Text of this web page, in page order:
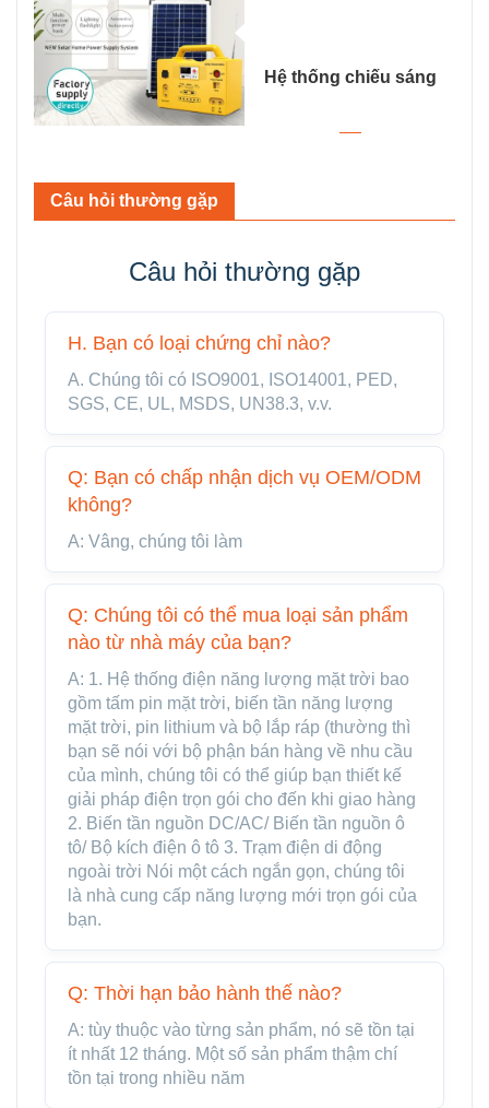
Hệ thống chiếu sáng
Câu hỏi thường gặp
Câu hỏi thường gặp
H. Bạn có loại chứng chỉ nào?
A. Chúng tôi có ISO9001, ISO14001, PED,
SGS, CE, UL, MSDS, UN38.3, v.v.
Q: Bạn có chấp nhận dịch vụ OEM/ODM
không?
A: Vâng, chúng tôi làm
Q: Chúng tôi có thể mua loại sản phẩm
nào từ nhà máy của bạn?
A: 1. Hệ thống điện năng lượng mặt trời bao
gồm tấm pin mặt trời, biến tần năng lượng
mặt trời, pin lithium và bộ lắp ráp (thường thì
bạn sẽ nói với bộ phận bán hàng về nhu cầu
của mình, chúng tôi có thể giúp bạn thiết kế
giải pháp điện trọn gói cho đến khi giao hàng
2. Biến tần nguồn DC/AC/ Biến tần nguồn ô
tô/ Bộ kích điện ô tô 3. Trạm điện di động
ngoài trời Nói một cách ngắn gọn, chúng tôi
là nhà cung cấp năng lượng mới trọn gói của
bạn.
Q: Thời hạn bảo hành thế nào?
A: tùy thuộc vào từng sản phẩm, nó sẽ tồn tại
ít nhất 12 tháng. Một số sản phẩm thậm chí
tồn tại trong nhiều năm